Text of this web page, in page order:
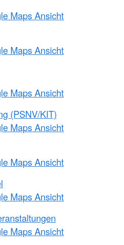
Maps Ansicht
Maps Ansicht
Maps Ansicht
(PSNV/KIT)
Maps Ansicht
Maps Ansicht
Maps Ansicht
Maps Ansicht